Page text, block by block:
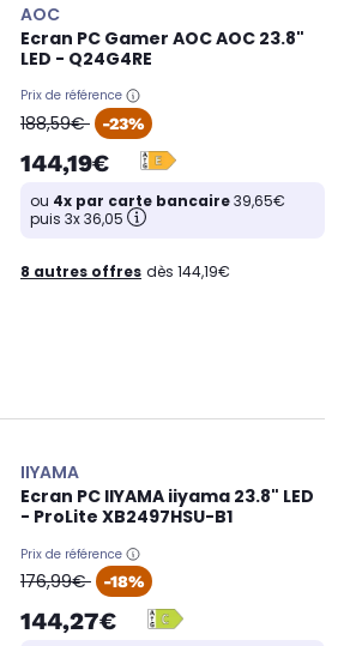
AOC
Ecran PC Gamer AOC AOC 23.8"
LED - Q24G4RE
Prix de référence
oldPrice
188,59€ -23%
144,19€
ou 4x par carte bancaire39,65€
puis 3x 36,05
8 autres offres dès 144,19€
IIYAMA
Ecran PC IIYAMA iiyama 23.8" LED
- ProLite XB2497HSU-B1
Prix de référence
oldPrice
176,99€ -18%
144,27€